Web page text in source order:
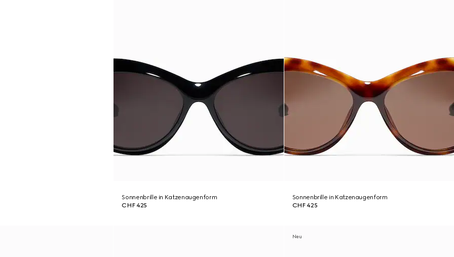
Sonnenbrille in Katzenaugenform
CHF 425
Sonnenbrille in Katzenaugenform
CHF 425
Neu